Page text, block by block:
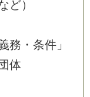
ど）
務 ・ 条件 」
団体